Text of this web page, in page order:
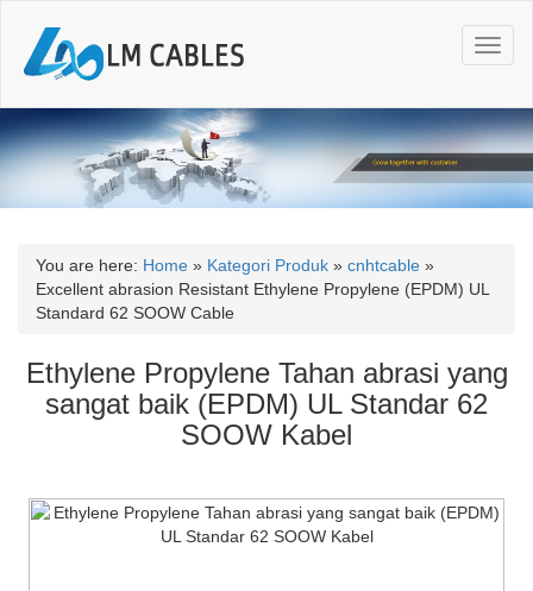
T
o
g
l
n
a
o
You are here: Home » Kategori Produk » cnhtcable »
Excellent abrasion Resistant Ethylene Propylene (EPDM) UL
Standard 62 SOOW Cable
Ethylene Propylene Tahan abrasi yang
sangat baik (EPDM) UL Standar 62
SOOW Kabel